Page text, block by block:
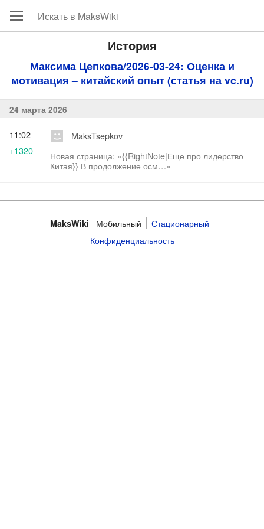
История
Максима Цепкова/2026-03-24: Оценка и
мотивация – китайский опыт (статья на vc.ru)
24 марта 2026
MaksTsepkov
Новая страница: «{{RightNote|Еще про лидерство
Китая}} В продолжение осм…»
11:02
+1320
MaksWiki Мобильный
Стационарный
Конфиденциальность